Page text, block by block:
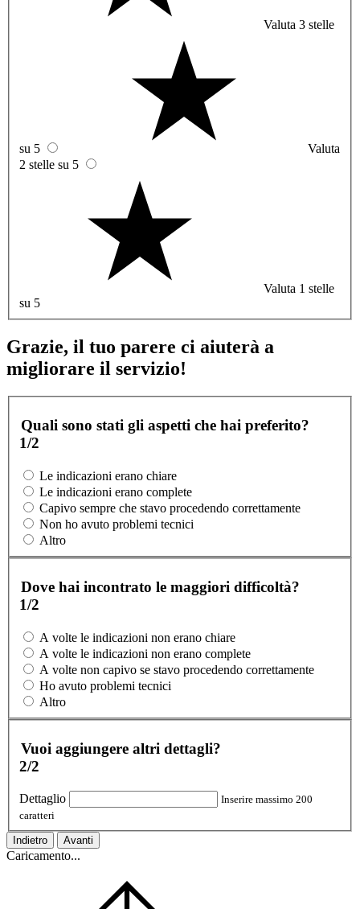
Valuta 3 stelle
su 5
Valuta
2 stelle su 5
Valuta 1 stelle
su 5
Grazie, il tuo parere ci aiuterà a
migliorare il servizio!
Quali sono stati gli aspetti che hai preferito?
1/2
Le indicazioni erano chiare
Le indicazioni erano complete
Capivo sempre che stavo procedendo correttamente
Non ho avuto problemi tecnici
Altro
Dove hai incontrato le maggiori difficoltà?
1/2
A volte le indicazioni non erano chiare
A volte le indicazioni non erano complete
A volte non capivo se stavo procedendo correttamente
Ho avuto problemi tecnici
Altro
Vuoi aggiungere altri dettagli?
2/2
Dettaglio
Inserire massimo 200
caratteri
Indietro Avanti
Caricamento...